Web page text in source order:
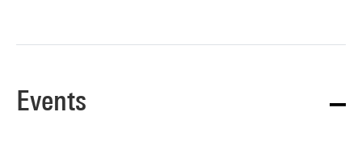
Events